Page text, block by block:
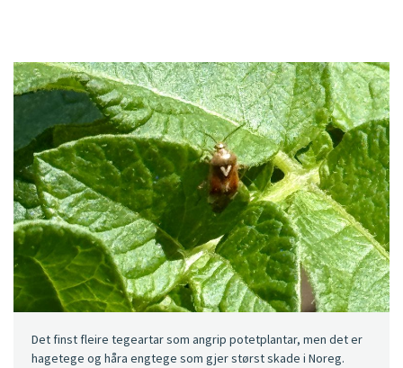
Det finst fleire tegeartar som angrip potetplantar, men det er
hagetege og håra engtege som gjer størst skade i Noreg.